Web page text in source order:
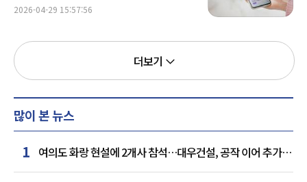
2026-04-29 15:57:56
더보기
많이 본 뉴스
1 여의도 화랑 현설에 2개사 참석…대우건설, 공작 이어 추가
거점 확보하나